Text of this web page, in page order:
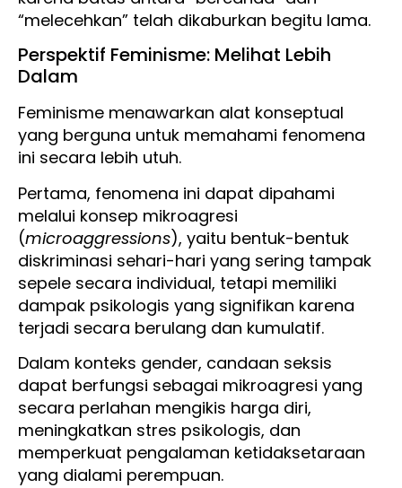
“melecehkan” telah dikaburkan begitu lama.
Perspektif Feminisme: Melihat Lebih
Dalam
Feminisme menawarkan alat konseptual
yang berguna untuk memahami fenomena
ini secara lebih utuh.
Pertama, fenomena ini dapat dipahami
melalui konsep mikroagresi
(microaggressions), yaitu bentuk-bentuk
diskriminasi sehari-hari yang sering tampak
sepele secara individual, tetapi memiliki
dampak psikologis yang signifikan karena
terjadi secara berulang dan kumulatif.
Dalam konteks gender, candaan seksis
dapat berfungsi sebagai mikroagresi yang
secara perlahan mengikis harga diri,
meningkatkan stres psikologis, dan
memperkuat pengalaman ketidaksetaraan
yang dialami perempuan.